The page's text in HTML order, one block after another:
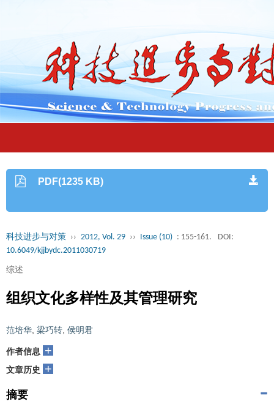
PDF(1235 KB)
科技进步与对策 ›› 2012, Vol. 29 ›› Issue (10) : 155-161.
DOI:
10.6049/kjjbydc.2011030719
综述
组织文化多样性及其管理研究
范培华 梁巧转 侯明君
作者信息 +
文章历史 +
摘要